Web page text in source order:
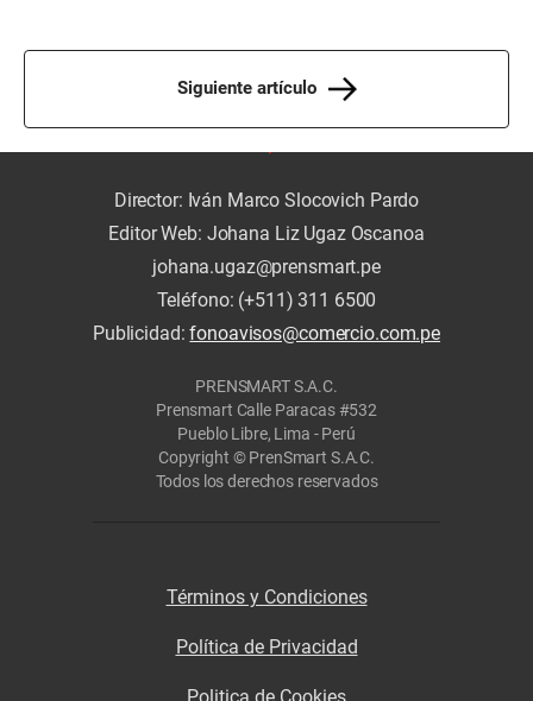
Siguiente artículo
Director: Iván Marco Slocovich Pardo
Editor Web: Johana Liz Ugaz Oscanoa
johana.ugaz@prensmart.pe
Teléfono: (+511) 311 6500
Publicidad:fonoavisos@comercio.com.pe
PRENSMART S.A.C.
Prensmart Calle Paracas #532
Pueblo Libre, Lima - Perú
Copyright © PrenSmart S.A.C.
Todos los derechos reservados
Términos y Condiciones
Política de Privacidad
Politica de Cookies